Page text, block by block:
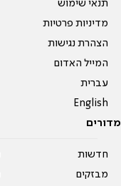
תנאי שימוש
מדיניות פרטיות
הצהרת נגישות
המייל האדום
עברית
English
מדורים
חדשות
מבזקים